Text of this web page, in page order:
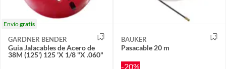
Envíogratis
GARDNER BENDER
Guia Jalacables de Acero de
38M (125') 125 'X 1/8 "X .060"
BAUKER
Pasacable 20 m
-20%